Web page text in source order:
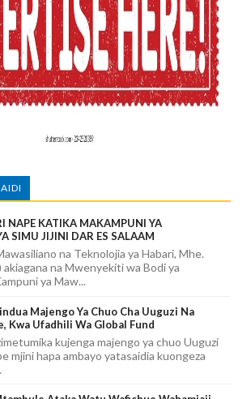
NAPE KATIKA MAKAMPUNI YA
SIMU JIJINI DAR ES SALAAM
na Teknolojia ya Habari, Mhe.
akiagana na Mwenyekiti wa Bodi ya
ya Maw...
Majengo Ya Chuo Cha Uuguzi Na
Kwa Ufadhili Wa Global Fund
kujenga majengo ya chuo Uuguzi
mjini hapa ambayo yatasaidia kuongeza